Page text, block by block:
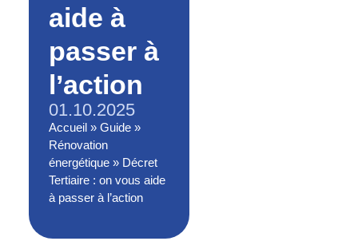
aide à
passer à
l’action
01.10.2025
Accueil » Guide »
Rénovation
énergétique » Décret
Tertiaire : on vous aide
à passer à l’action